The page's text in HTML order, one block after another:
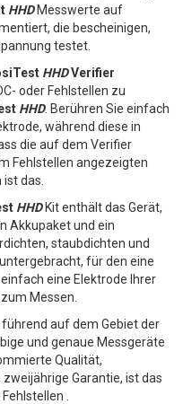
HHDMesswerte auf
die bescheinigen,
testet.
HHDVerifier
oder Fehlstellen zu
HHD. Berühren Sie einfach
während diese in
die auf dem Verifier
Fehlstellen angezeigten
das.
HHDKit enthält das Gerät,
Akkupaket und ein
staubdichten und
für den eine
eine Elektrode Ihrer
Messen.
auf dem Gebiet der
und genaue Messgeräte
Qualität,
Garantie, ist das
.